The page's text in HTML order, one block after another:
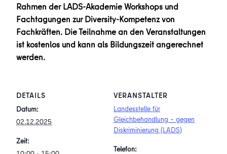
Rahmen der LADS-Akademie Workshops und
Fachtagungen zur Diversity-Kompetenz von
Fachkräften. Die Teilnahme an den Veranstaltungen
ist kostenlos und kann als Bildungszeit angerechnet
werden.
DETAILS
Datum:
02.12.2025
Zeit:
VERANSTALTER
Landesstelle für
Gleichbehandlung – gegen
Diskriminierung (LADS)
Telefon: